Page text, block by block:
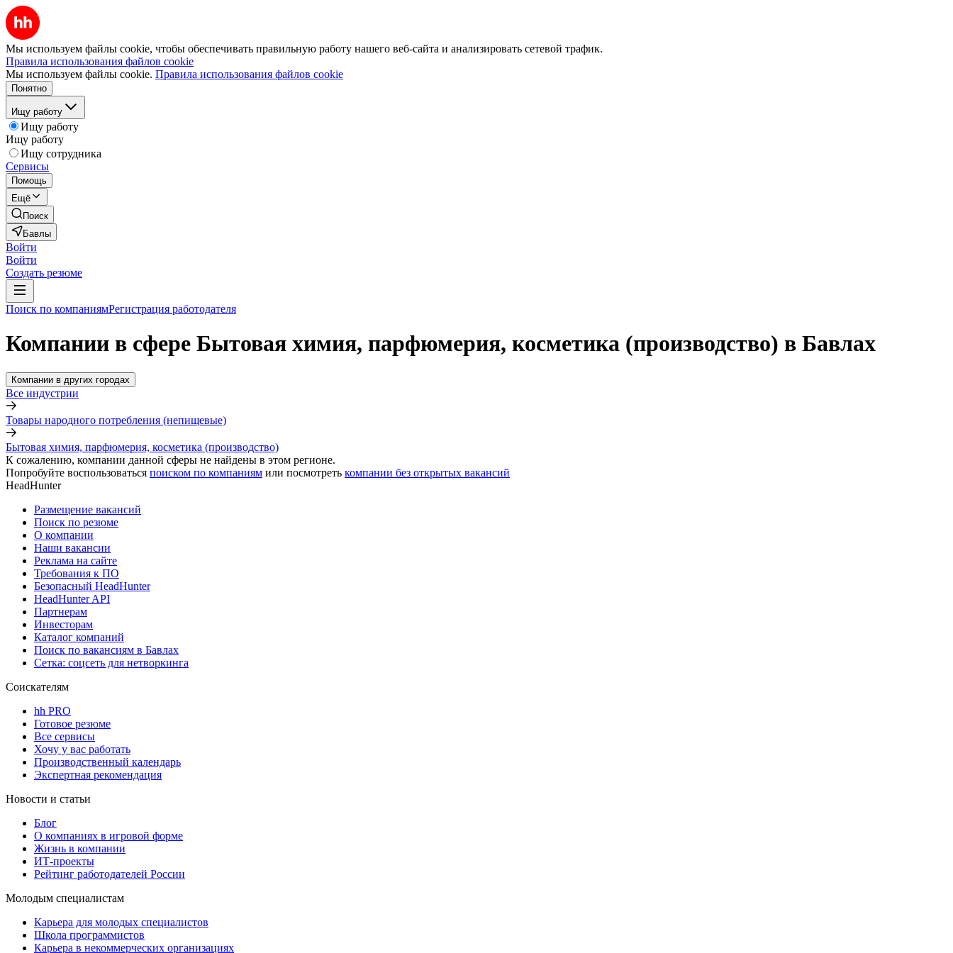
Мы используем файлы cookie, чтобы обеспечивать правильную работу нашего веб-сайта и анализировать сетевой трафик.
Правила использования файлов cookie
Мы используем файлы cookie. Правила использования файлов cookie
Понятно
Ищу работу
Ищу работу
Ищу работу
Ищу сотрудника
Сервисы
Помощь
Ещё
Поиск
Бавлы
Войти
Войти
Создать резюме
Поиск по компаниямРегистрация работодателя
Компании в сфере Бытовая химия, парфюмерия, косметика (производство) в Бавлах
Компании в других городах
Все индустрии
Товары народного потребления (непищевые)
Бытовая химия, парфюмерия, косметика (производство)
К сожалению, компании данной сферы не найдены в этом регионе.
Попробуйте воспользоваться поиском по компаниям или посмотреть компании без открытых вакансий
HeadHunter
Размещение вакансий
Поиск по резюме
О компании
Наши вакансии
Реклама на сайте
Требования к ПО
Безопасный HeadHunter
HeadHunter API
Партнерам
Инвесторам
Каталог компаний
Поиск по вакансиям в Бавлах
Сетка: соцсеть для нетворкинга
Соискателям
hh PRO
Готовое резюме
Все сервисы
Хочу у вас работать
Производственный календарь
Экспертная рекомендация
Новости и статьи
Блог
О компаниях в игровой форме
Жизнь в компании
ИТ-проекты
Рейтинг работодателей России
Молодым специалистам
Карьера для молодых специалистов
Школа программистов
Карьера в некоммерческих организациях